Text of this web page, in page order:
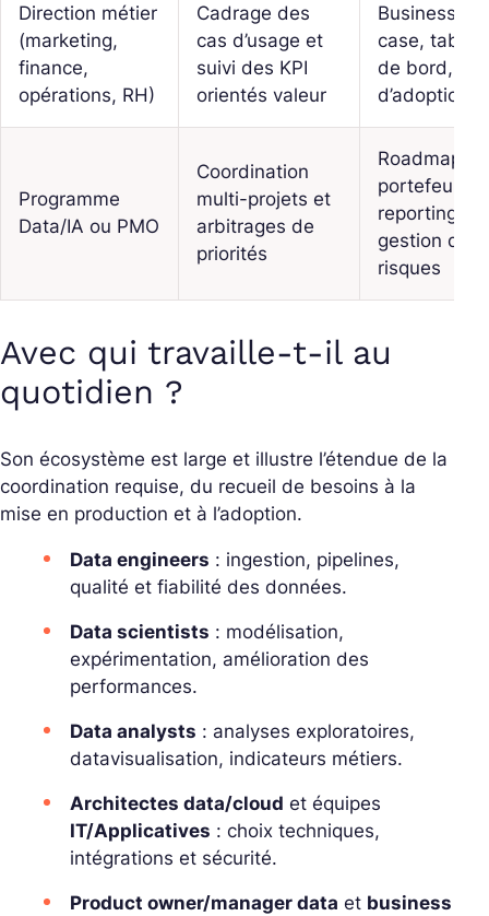
Direction métier
(marketing,
finance,
opérations, RH)
Cadrage des
cas d’usage et
suivi des KPI
orientés valeur
Business
case,
de bord,
d’adoption
Programme
Data/IA ou PMO
Coordination
multi-projets et
arbitrages de
priorités
Roadmap
portefeuille,
reporting,
gestion des
risques
Avec qui travaille-t-il au
quotidien ?
Son écosystème est large et illustre l’étendue de la
coordination requise, du recueil de besoins à la
mise en production et à l’adoption.
Data engineers : ingestion, pipelines,
qualité et fiabilité des données.
Data scientists : modélisation,
expérimentation, amélioration des
performances.
Data analysts : analyses exploratoires,
datavisualisation, indicateurs métiers.
Architectes data/cloud et équipes
IT/Applicatives : choix techniques,
intégrations et sécurité.
Product owner/manager data et business